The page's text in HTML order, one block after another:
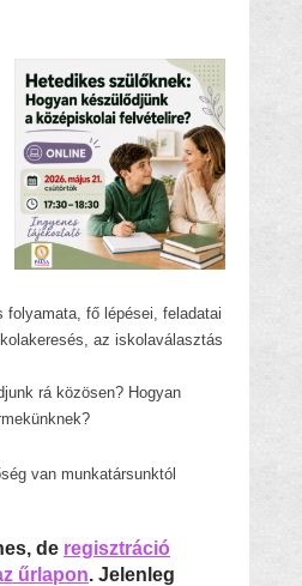
folyamata, fő lépései, feladatai
az iskolaválasztás
rá közösen? Hogyan
van munkatársunktól
de regisztráció
űrlapon. Jelenleg